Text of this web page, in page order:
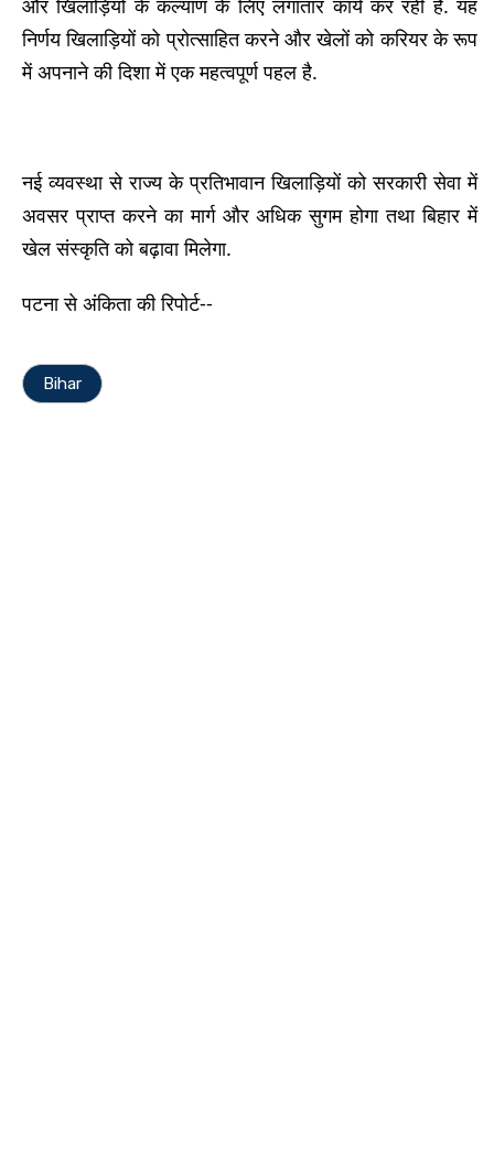
और खिलाड़ियों के कल्याण के लिए लगातार कार्य कर रही है. यह
निर्णय खिलाड़ियों को प्रोत्साहित करने और खेलों को करियर के रूप
में अपनाने की दिशा में एक महत्वपूर्ण पहल है.
नई व्यवस्था से राज्य के प्रतिभावान खिलाड़ियों को सरकारी सेवा में
अवसर प्राप्त करने का मार्ग और अधिक सुगम होगा तथा बिहार में
खेल संस्कृति को बढ़ावा मिलेगा.
पटना से अंकिता की रिपोर्ट--
Bihar